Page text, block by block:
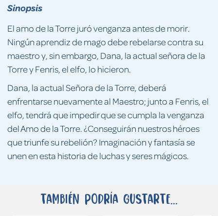
Sinopsis
El amo de la Torre juró venganza antes de morir.
Ningún aprendiz de mago debe rebelarse contra su
maestro y, sin embargo, Dana, la actual señora de la
Torre y Fenris, el elfo, lo hicieron.
Dana, la actual Señora de la Torre, deberá
enfrentarse nuevamente al Maestro; junto a Fenris, el
elfo, tendrá que impedir que se cumpla la venganza
del Amo de la Torre. ¿Conseguirán nuestros héroes
que triunfe su rebelión? Imaginación y fantasía se
unen en esta historia de luchas y seres mágicos.
También podría gustarte...